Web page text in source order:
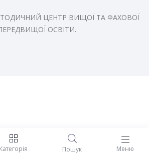
Категорія Пошук Меню
ЦЕНТР ВИЩОЇ ТА ФАХОВОЇ
ОСВІТИ.